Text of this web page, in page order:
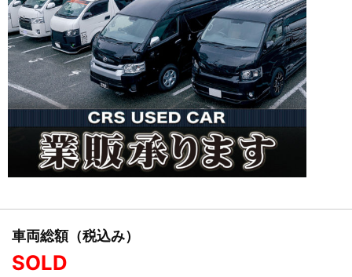
車両総額（税込み）
SOLD